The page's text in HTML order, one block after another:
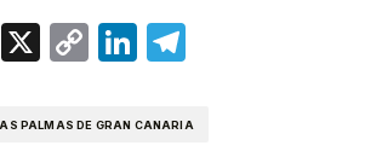
WhatsApp
X
CopyLinkedIn
PALMAS DE GRAN CANARIA